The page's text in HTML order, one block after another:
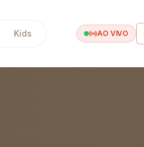
Kids AO VIVO